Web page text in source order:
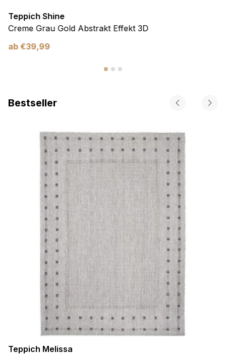
Teppich Shine
Creme Grau Gold Abstrakt Effekt 3D
ab €39,99
Bestseller
Teppich Melissa